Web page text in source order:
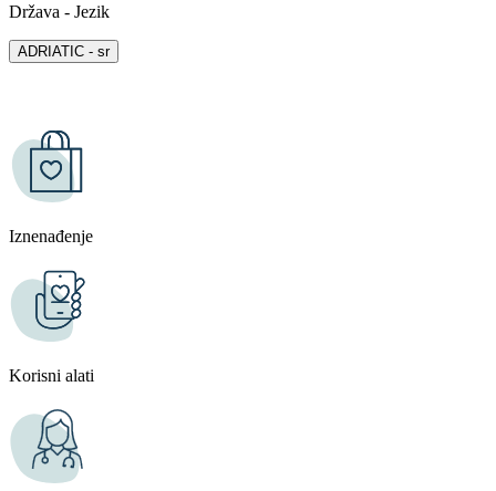
Država - Jezik
ADRIATIC - sr
Iznenađenje
Korisni alati